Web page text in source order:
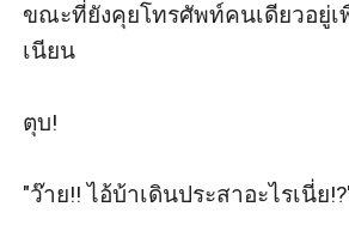
ขณะที่ยังคุยโทรศัพท์คนเดียวอยู่
เนียน
ตุบ!
"ว๊าย!! ไอ้บ้าเดินประสาอะไรเนี่ย